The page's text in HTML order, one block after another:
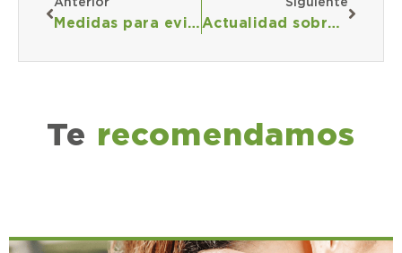
Anterior
Medidas para evitar que las navidades te pesen todo el año
Siguiente
Actualidad sobre el Síndrome de Intestino Irritable (SII)
Te recomendamos